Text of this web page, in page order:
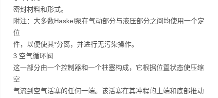
密封材料和形式。
附注：大多数Haskel泵在气动部分与液压部分之间均使用一个定
位
件，以便使其*分离，并进行无污染操作。
3.空气循环阀
这一部分由一个控制器和一个柱塞构成，它根据位置状态使压缩
空
气流到空气活塞的任何一端。该活塞在其冲程的上端和底部推动